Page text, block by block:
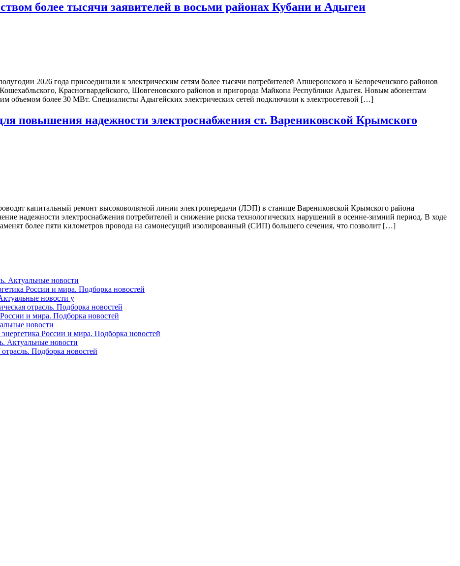
более тысячи заявителей в восьми районах Кубани и Адыгеи
2026 года присоединили к электрическим сетям более тысячи потребителей Апшеронского и Белореченского районов
Красногвардейского, Шовгеновского районов и пригорода Майкопа Республики Адыгея. Новым абонентам
объемом более 30 МВт. Специалисты Адыгейских электрических сетей подключили к электросетевой […]
повышения надежности электроснабжения ст. Варениковской Крымского
капитальный ремонт высоковольтной линии электропередачи (ЛЭП) в станице Варениковской Крымского района
надежности электроснабжения потребителей и снижение риска технологических нарушений в осенне-зимний период. В ходе
более пяти километров провода на самонесущий изолированный (СИП) большего сечения, что позволит […]
Актуальные новости
России и мира. Подборка новостей
новости у
отрасль. Подборка новостей
и мира. Подборка новостей
новости
России и мира. Подборка новостей
Актуальные новости
Подборка новостей